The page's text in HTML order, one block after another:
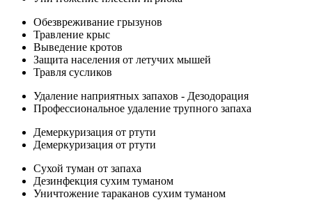
Обезвреживание грызунов
Травление крыс
Выведение кротов
Защита населения от летучих мышей
Травля сусликов
Удаление наприятных запахов - Дезодорация
Профессиональное удаление трупного запаха
Демеркуризация от ртути
Демеркуризация от ртути
Сухой туман от запаха
Дезинфекция сухим туманом
Уничтожение тараканов сухим туманом